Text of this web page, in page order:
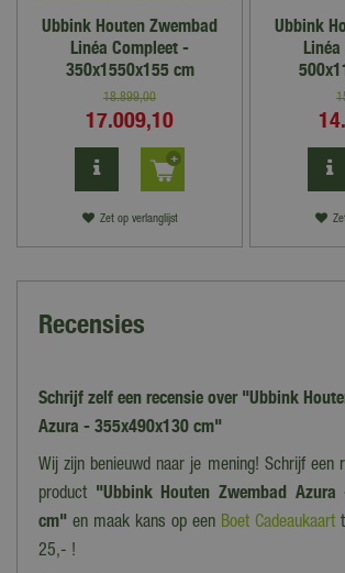
Ubbink Houten Zwembad
Linéa Compleet -
350x1550x155 cm
18.899,00
17.009,10
Zet op verlanglijst
Ubbink
Recensies
Schrijf zelf een recensie over "Ubbink
Azura - 355x490x130 cm"
Wij zijn benieuwd naar je mening! Schrijf een
product "Ubbink Houten Zwembad Azura
cm" en maak kans op een Boet Cadeaukaart
25,- !